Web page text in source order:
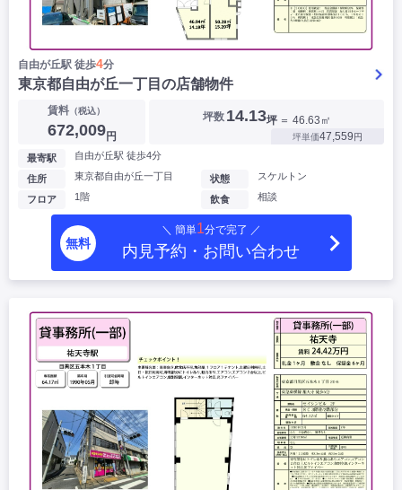
自由が丘駅 徒歩4分
東京都自由が丘一丁目の店舗物件
賃料（税込）
672,009円
坪数 14.13坪 ＝ 46.63㎡
坪単価47,559円
最寄駅 自由が丘駅 徒歩4分
住所 東京都自由が丘一丁目
フロア 1階
状態 スケルトン
飲食 相談
無料
＼ 簡単1分で完了 ／
内見予約・お問い合わせ